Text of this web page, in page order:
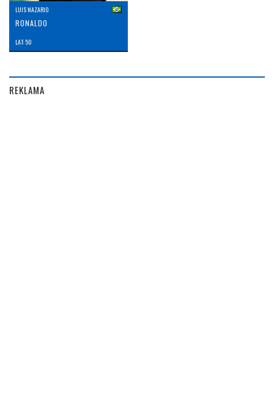
LUIS NAZARIO
RONALDO
LAT: 50
REKLAMA